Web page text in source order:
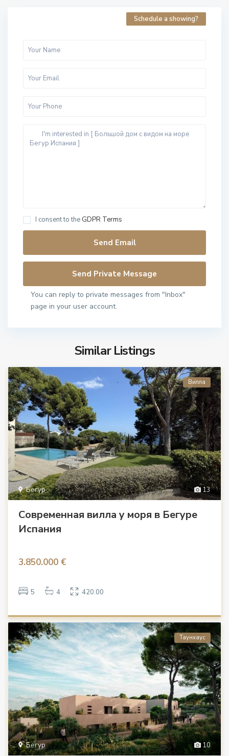
Schedule a showing?
I consent to the GDPR Terms
You can reply to private messages from "Inbox"
page in your user account.
Similar Listings
13
Бегур
Вилла
Современная вилла у моря в Бегуре
Испания
3.850.000 €
5 4 420.00
10
Бегур
Таунхаус